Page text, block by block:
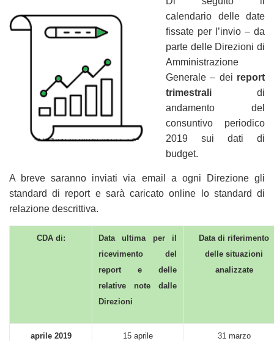
calendario delle date
fissate per l’invio – da
parte delle Direzioni di
Amministrazione
Generale – dei report
trimestrali di
andamento del
consuntivo periodico
2019 sui dati di
budget.
A breve saranno inviati via email a ogni Direzione gli
standard di report e sarà caricato online lo standard di
relazione descrittiva.
CDA di:
Data ultima per il
ricevimento del
report e delle
relative note dalle
Direzioni
Data di riferimento
delle situazioni
analizzate
aprile 2019 15 aprile 31 marzo